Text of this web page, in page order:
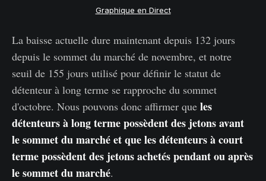
Graphique en Direct
La baisse actuelle dure maintenant depuis 132 jours
depuis le sommet du marché de novembre, et notre
seuil de 155 jours utilisé pour définir le statut de
détenteur à long terme se rapproche du sommet
d'octobre. Nous pouvons donc affirmer que les
détenteurs à long terme possèdent des jetons avant
le sommet du marché et que les détenteurs à court
terme possèdent des jetons achetés pendant ou après
le sommet du marché.